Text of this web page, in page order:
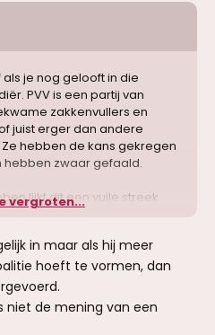
je nog gelooft in die
PVV is een partij van
zakkenvullers en
juist erger dan andere
hebben de kans gekregen
zwaar gefaald.
lijkt dit een vuile streek
wandelstraten in Den Haag
vergroten...
in maar als hij meer
hoeft te vormen, dan
niet de mening van een